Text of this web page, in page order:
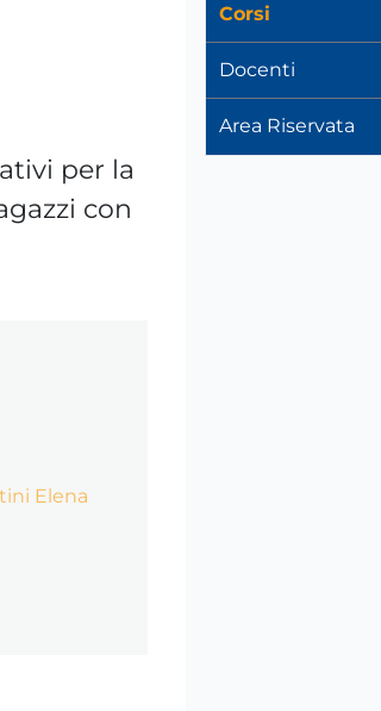
per la
con
Elena
Corsi
Docenti
Area Riservata